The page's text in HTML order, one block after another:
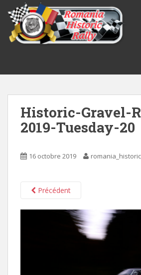
m
Historic-Gravel-
2019-Tuesday-20
16 octobre 2019
Précédent